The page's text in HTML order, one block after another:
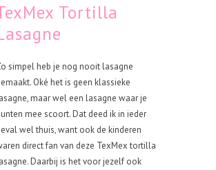
Tortilla
simpel heb je nog nooit lasagne
Oké het is geen klassieke
maar wel een lasagne waar je
mee scoort. Dat deed ik in ieder
wel thuis, want ook de kinderen
direct fan van deze TexMex tortilla
Daarbij is het voor jezelf ook